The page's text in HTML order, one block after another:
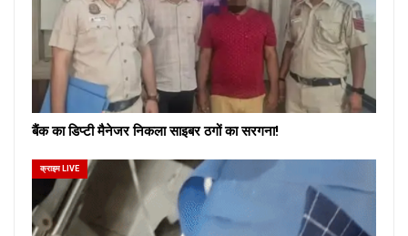
बैंक का डिप्टी मैनेजर निकला साइबर ठगों का सरगना!
क्राइम LIVE